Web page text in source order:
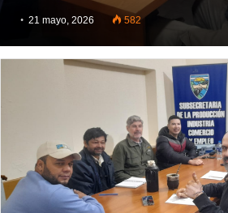
21 mayo, 2026 582